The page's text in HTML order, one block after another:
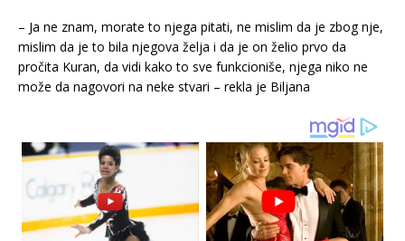
– Ja ne znam, morate to njega pitati, ne mislim da je zbog nje,
mislim da je to bila njegova želja i da je on želio prvo da
pročita Kuran, da vidi kako to sve funkcioniše, njega niko ne
može da nagovori na neke stvari – rekla je Biljana